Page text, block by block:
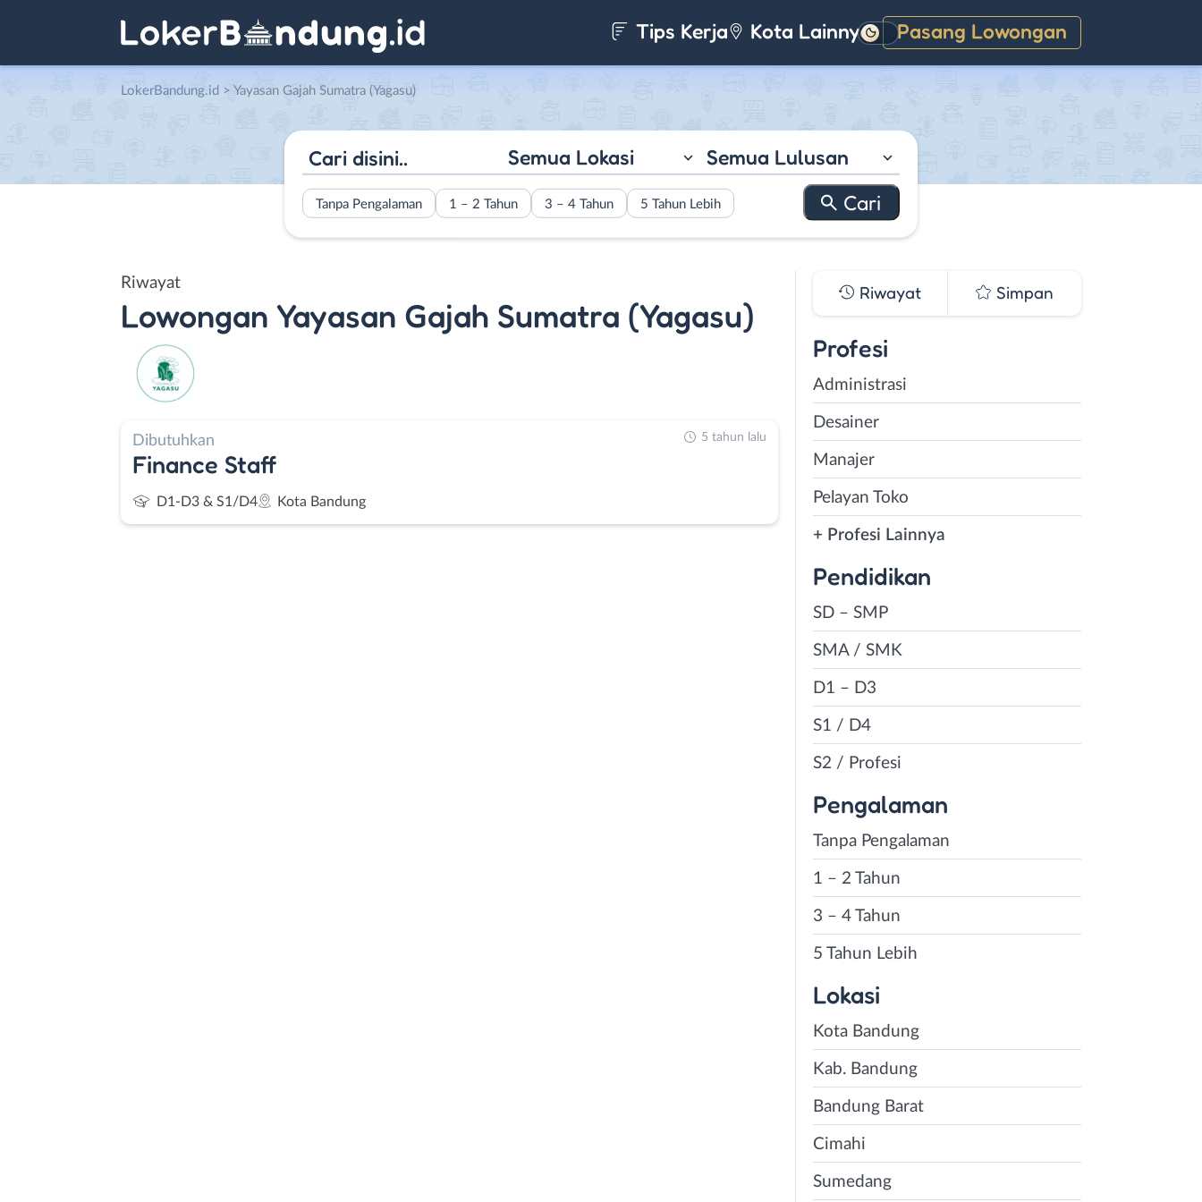
Tips Kerja Kota Lainnya Pasang Lowongan
Gelap
LokerBandung.id > Yayasan Gajah Sumatra (Yagasu)
Semua Lokasi Semua Lulusan
Tanpa Pengalaman 1 – 2 Tahun 3 – 4 Tahun 5 Tahun Lebih
Riwayat
Lowongan Yayasan Gajah Sumatra (Yagasu)
Dibutuhkan
Finance Staff
D1-D3 & S1/D4 Kota Bandung
5 tahun lalu
Riwayat Simpan
Profesi
Administrasi
Desainer
Manajer
Pelayan Toko
+ Profesi Lainnya
Pendidikan
SD – SMP
SMA / SMK
D1 – D3
S1 / D4
S2 / Profesi
Pengalaman
Tanpa Pengalaman
1 – 2 Tahun
3 – 4 Tahun
5 Tahun Lebih
Lokasi
Kota Bandung
Kab. Bandung
Bandung Barat
Cimahi
Sumedang